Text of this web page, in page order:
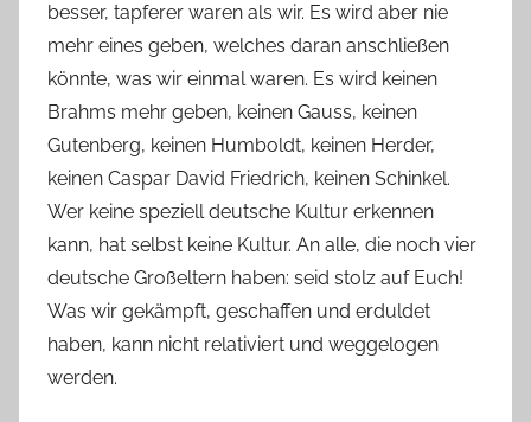
besser, tapferer waren als wir. Es wird aber nie
mehr eines geben, welches daran anschließen
könnte, was wir einmal waren. Es wird keinen
Brahms mehr geben, keinen Gauss, keinen
Gutenberg, keinen Humboldt, keinen Herder,
keinen Caspar David Friedrich, keinen Schinkel.
Wer keine speziell deutsche Kultur erkennen
kann, hat selbst keine Kultur. An alle, die noch vier
deutsche Großeltern haben: seid stolz auf Euch!
Was wir gekämpft, geschaffen und erduldet
haben, kann nicht relativiert und weggelogen
werden.